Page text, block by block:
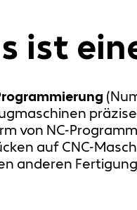
ist
von NC-
auf CNC-
anderen